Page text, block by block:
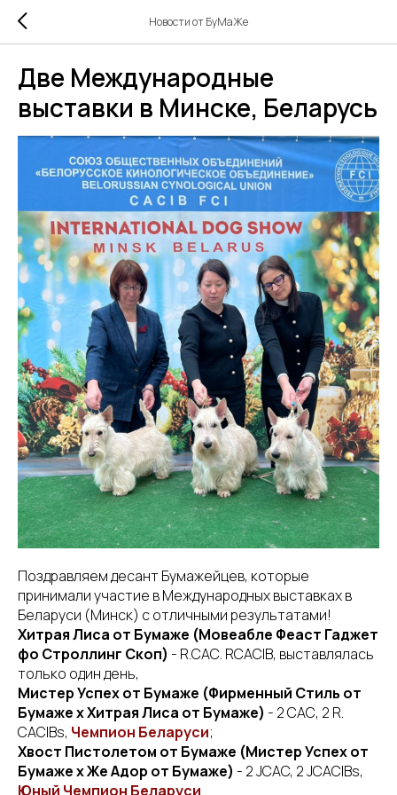
Новости от БуМаЖе
Две Международные
выставки в Минске, Беларусь
Поздравляем десант Бумажейцев, которые
принимали участие в Международных выставках в
Беларуси (Минск) с отличными результатами!
Хитрая Лиса от Бумаже (Мовеабле Феаст Гаджет
фо Строллинг Скоп) - R.САС. RCАCIB, выставлялась
только один день,
Мистер Успех от Бумаже (Фирменный Стиль от
Бумаже х Хитрая Лиса от Бумаже) - 2 САС, 2 R.
CACIBs, Чемпион Беларуси;
Хвост Пистолетом от Бумаже (Мистер Успех от
Бумаже х Же Адор от Бумаже) - 2 JCAC, 2 JCACIBs,
Юный Чемпион Беларуси